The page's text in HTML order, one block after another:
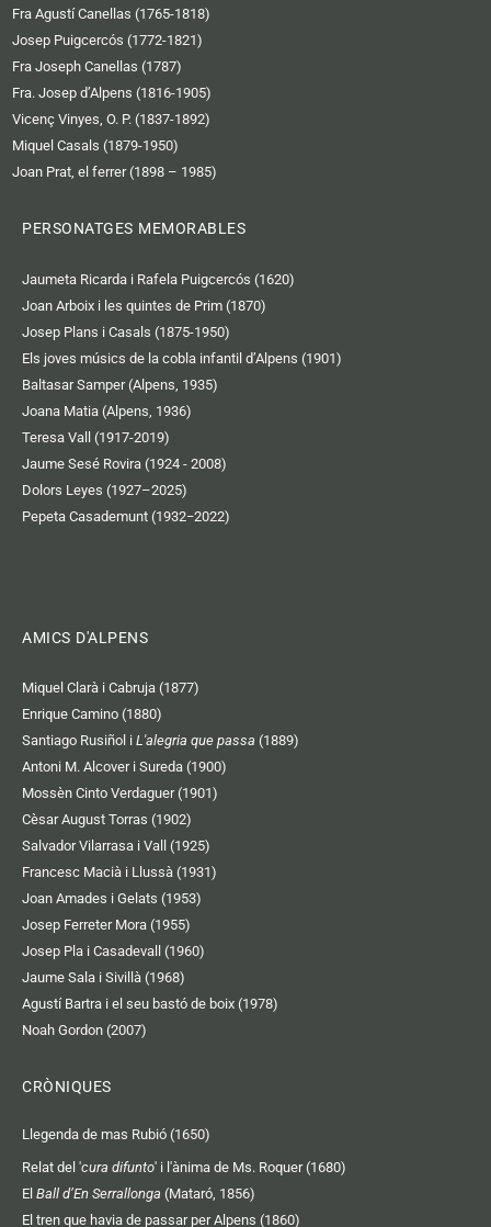
Fra Agustí Canellas (1765-1818)
Josep Puigcercós (1772-1821)
Fra Joseph Canellas (1787)
Fra. Josep d’Alpens (1816-1905)
Vicenç Vinyes, O. P. (1837-1892)
Miquel Casals (1879-1950)
Joan Prat, el ferrer (1898 – 1985)
PERSONATGES MEMORABLES
Jaumeta Ricarda i Rafela Puigcercós (1620)
Joan Arboix i les quintes de Prim (1870)
Josep Plans i Casals (1875-1950)
Els joves músics de la cobla infantil d’Alpens (1901)
Baltasar Samper (Alpens, 1935)
Joana Matia (Alpens, 1936)
Teresa Vall (1917-2019)
Jaume Sesé Rovira (1924 - 2008)
Dolors Leyes (1927–2025)
Pepeta Casademunt (1932−2022)
AMICS D'ALPENS
Miquel Clarà i Cabruja (1877)
Enrique Camino (1880)
Santiago Rusiñol i L'alegria que passa (1889)
Antoni M. Alcover i Sureda (1900)
Mossèn Cinto Verdaguer (1901)
Cèsar August Torras (1902)
Salvador Vilarrasa i Vall (1925)
Francesc Macià i Llussà (1931)
Joan Amades i Gelats (1953)
Josep Ferreter Mora (1955)
Josep Pla i Casadevall (1960)
Jaume Sala i Sivillà (1968)
Agustí Bartra i el seu bastó de boix (1978)
Noah Gordon (2007)
CRÒNIQUES
Llegenda de mas Rubió (1650)
Relat del 'cura difunto' i l'ànima de Ms. Roquer (1680)
El Ball d’En Serrallonga (Mataró, 1856)
El tren que havia de passar per Alpens (1860)